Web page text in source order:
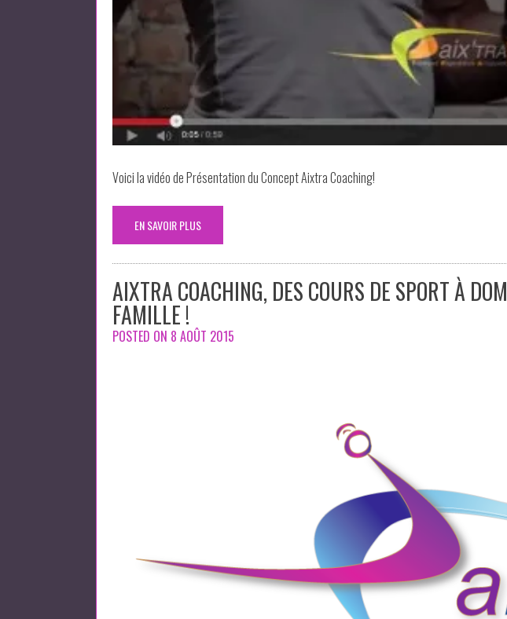
Voici la vidéo de Présentation du Concept Aixtra Coaching!
EN SAVOIR PLUS
AIXTRA COACHING, DES COURS DE SPORT À
FAMILLE !
POSTED ON 8 AOÛT 2015